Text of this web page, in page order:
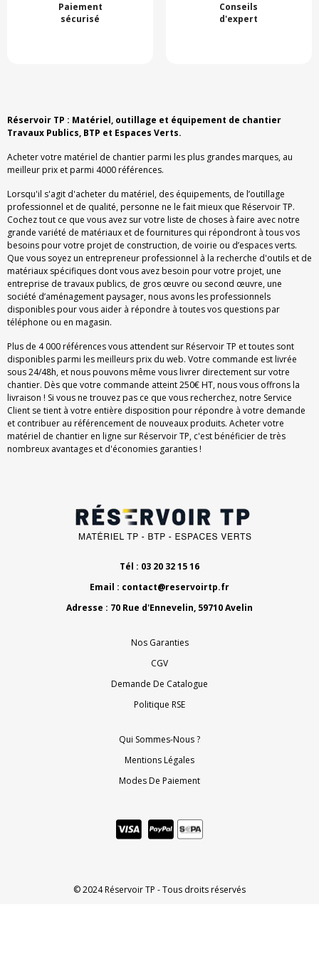
Paiement
sécurisé
Conseils
d'expert
Réservoir TP : Matériel, outillage et équipement de chantier
Travaux Publics, BTP et Espaces Verts.
Acheter votre matériel de chantier parmi les plus grandes marques, au
meilleur prix et parmi 4000 références.
Lorsqu'il s'agit d'acheter du matériel, des équipements, de l’outillage
professionnel et de qualité, personne ne le fait mieux que Réservoir TP.
Cochez tout ce que vous avez sur votre liste de choses à faire avec notre
grande variété de matériaux et de fournitures qui répondront à tous vos
besoins pour votre projet de construction, de voirie ou d’espaces verts.
Que vous soyez un entrepreneur professionnel à la recherche d'outils et de
matériaux spécifiques dont vous avez besoin pour votre projet, une
entreprise de travaux publics, de gros œuvre ou second œuvre, une
société d’aménagement paysager, nous avons les professionnels
disponibles pour vous aider à répondre à toutes vos questions par
téléphone ou en magasin.
Plus de 4 000 références vous attendent sur Réservoir TP et toutes sont
disponibles parmi les meilleurs prix du web. Votre commande est livrée
sous 24/48h, et nous pouvons même vous livrer directement sur votre
chantier. Dès que votre commande atteint 250€ HT, nous vous offrons la
livraison ! Si vous ne trouvez pas ce que vous recherchez, notre Service
Client se tient à votre entière disposition pour répondre à votre demande
et contribuer au référencement de nouveaux produits. Acheter votre
matériel de chantier en ligne sur Réservoir TP, c'est bénéficier de très
nombreux avantages et d'économies garanties !
Tél : 03 20 32 15 16
Email : contact@reservoirtp.fr
Adresse : 70 Rue d'Ennevelin, 59710 Avelin
Nos Garanties
CGV
Demande De Catalogue
Politique RSE
Qui Sommes-Nous ?
Mentions Légales
Modes De Paiement
© 2024 Réservoir TP - Tous droits réservés